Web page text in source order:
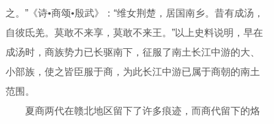
之。”《诗•商颂•殷武》：“维女荆楚，居国南乡。昔有成汤，
自彼氐羌。莫敢不来享，莫敢不来王。”以上史料说明，早在
成汤时，商族势力已长驱南下，征服了南土长江中游的大、
小部族，使之皆臣服于商，为此长江中游已属于商朝的南土
范围。
夏商两代在赣北地区留下了许多痕迹，而商代留下的烙